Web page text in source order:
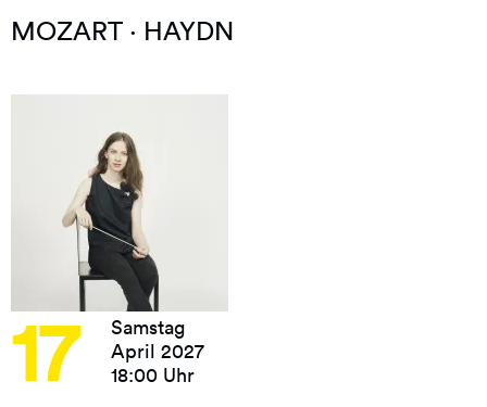
MOZART · HAYDN
17
Samstag
April 2027
18:00 Uhr